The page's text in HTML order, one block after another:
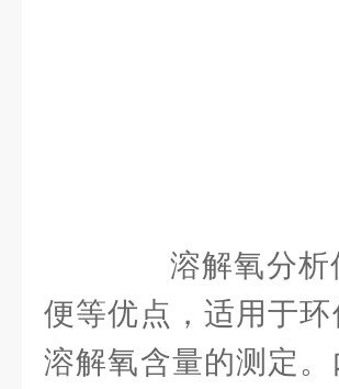
溶解氧分析
便等优点，适用于
溶解氧含量的测定